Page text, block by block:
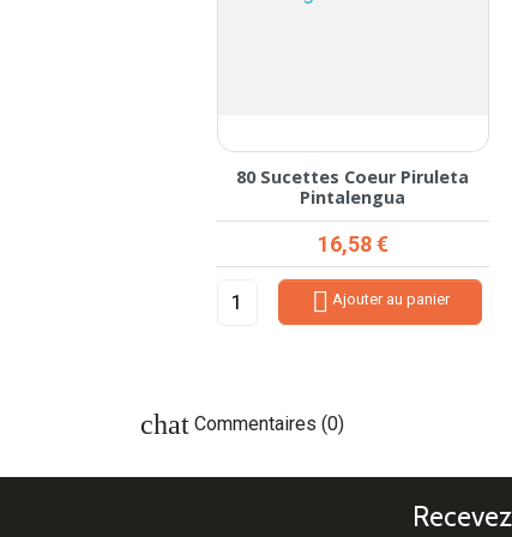
80 Sucettes Coeur Piruleta
Pintalengua
Prix
16,58 €
 Ajouter au panier
chat Commentaires (0)